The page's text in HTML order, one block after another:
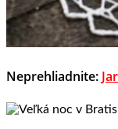
Neprehliadnite: